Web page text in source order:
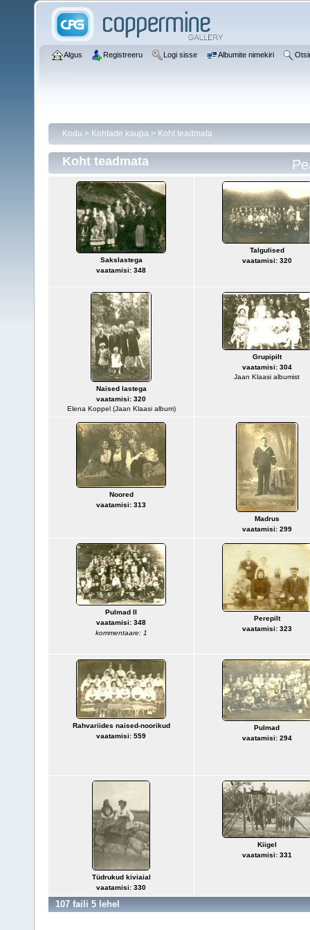
Algus Registreeru Logi sisse Albumite nimekiri
Kodu > Kohtade kaupa > Koht teadmata
Koht teadmata
Sakslastega
vaatamisi: 348
Talgulised
vaatamisi: 320
Naised lastega
vaatamisi: 320
Elena Koppel (Jaan Klaasi album)
Grupipilt
vaatamisi: 304
Jaan Klaasi albumist
Noored
vaatamisi: 313
Madrus
vaatamisi: 299
Pulmad II
vaatamisi: 348
kommentaare: 1
Perepilt
vaatamisi: 323
Rahvariides naised-noorikud
vaatamisi: 559
Pulmad
vaatamisi: 294
Tüdrukud kiviaial
vaatamisi: 330
Kiigel
vaatamisi: 331
107 faili 5 lehel